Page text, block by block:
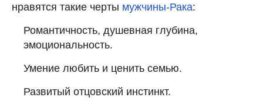
нравятся такие черты мужчины-Рака:
Романтичность, душевная глубина,
эмоциональность.
Умение любить и ценить семью.
Развитый отцовский инстинкт.